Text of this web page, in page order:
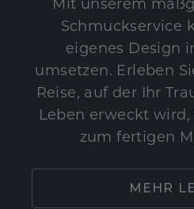
Mit unserem
Schmuckservice
eigenes Design
umsetzen. Erleben
Reise, auf der Ihr
Leben erweckt
zum fertigen
MEHR